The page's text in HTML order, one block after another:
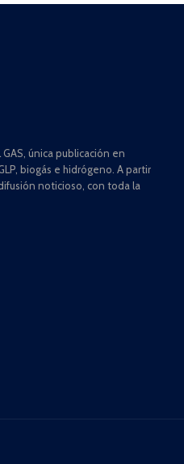
única publicación en
biogás e hidrógeno. A partir
noticioso, con toda la